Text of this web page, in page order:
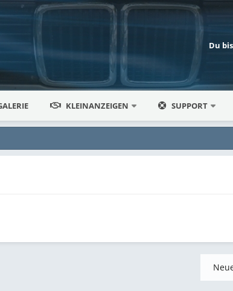
Du
KLEINANZEIGEN SUPPORT